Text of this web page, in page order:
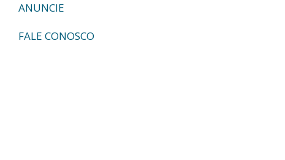
ANUNCIE
FALE CONOSCO